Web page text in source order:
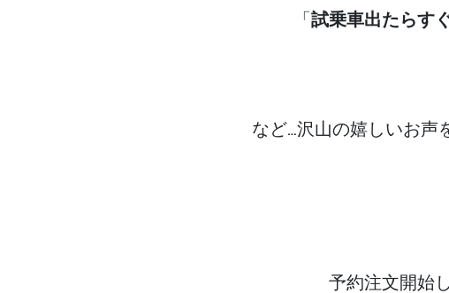
「試乗車出たらす
など…沢山の嬉しいお
予約注文開始